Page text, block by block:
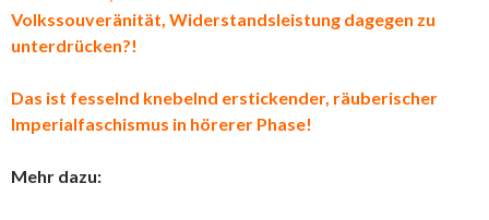
Volkssouveränität, Widerstandsleistung dagegen zu
unterdrücken?!
Das ist fesselnd knebelnd erstickender, räuberischer
Imperialfaschismus in hörerer Phase!
Mehr dazu: